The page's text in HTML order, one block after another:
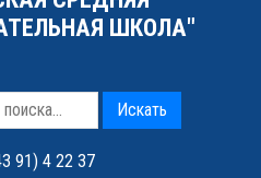
ШКОЛА"
Искать
91) 4 22 37